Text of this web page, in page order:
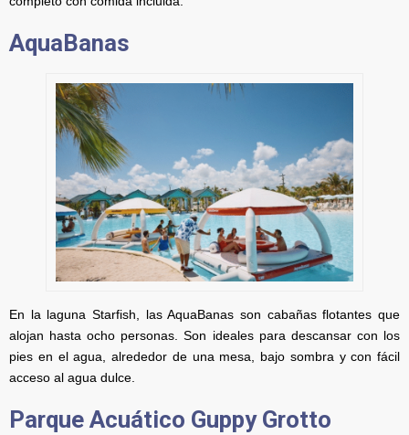
AquaBanas
En la laguna Starfish, las AquaBanas son cabañas flotantes que
alojan hasta ocho personas. Son ideales para descansar con los
pies en el agua, alrededor de una mesa, bajo sombra y con fácil
acceso al agua dulce.
Parque Acuático Guppy Grotto